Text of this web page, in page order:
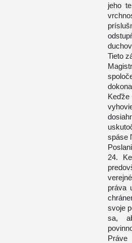
jeho
Tieto
Keďže
spáse
24.
práva
svoje
sa,
Práve